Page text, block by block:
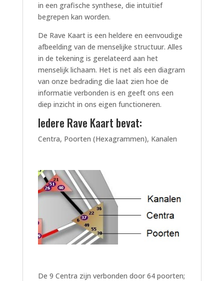
in een grafische synthese, die intuïtief
begrepen kan worden.
De Rave Kaart is een heldere en eenvoudige
afbeelding van de menselijke structuur. Alles
in de tekening is gerelateerd aan het
menselijk lichaam. Het is net als een diagram
van onze bedrading die laat zien hoe de
informatie verbonden is en geeft ons een
diep inzicht in ons eigen functioneren.
Iedere Rave Kaart bevat:
Centra, Poorten (Hexagrammen), Kanalen
De 9 Centra zijn verbonden door 64 poorten;